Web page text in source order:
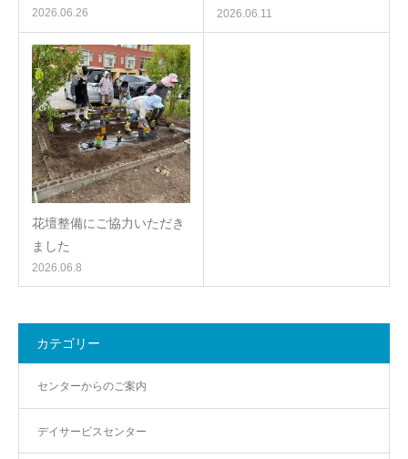
2026.06.26 2026.06.11
花壇整備にご協力いただき
ました
2026.06.8
カテゴリー
センターからのご案内
デイサービスセンター